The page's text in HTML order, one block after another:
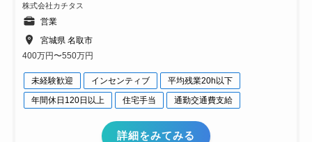
株式会社カチタス
営業
宮城県 名取市
400万円〜550万円
未経験歓迎 インセンティブ
平均残業20h以下
年間休日120日以上
住宅手当 通勤交通費支給
詳細をみてみる